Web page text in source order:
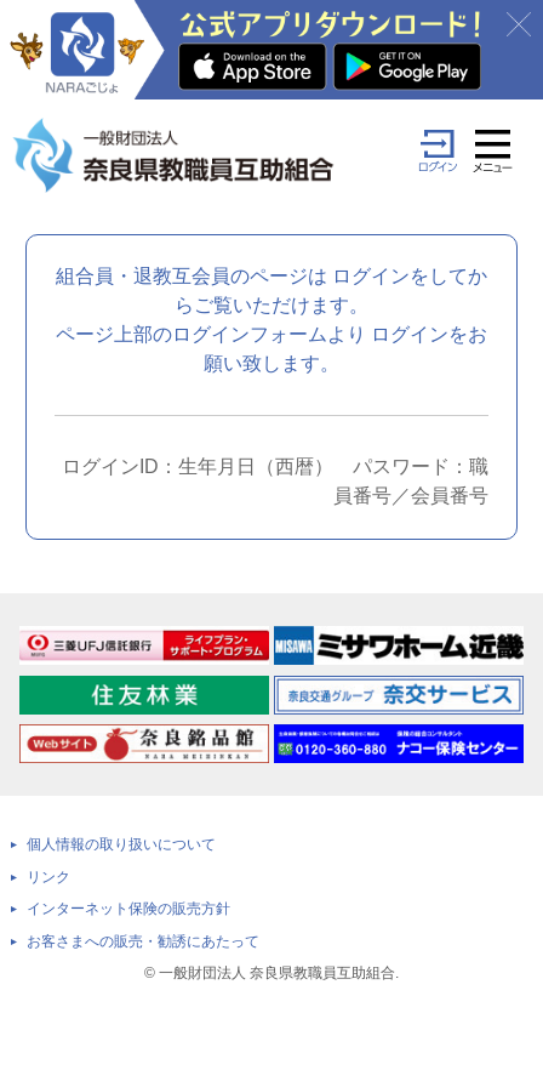
組合員・退教互会員のページは ログインをしてか
らご覧いただけます。
ページ上部のログインフォームより
ログインをお
願い致します。
ログインID：生年月日（西暦） パスワード：職
員番号／会員番号
個人情報の取り扱いについて
リンク
インターネット保険の販売方針
お客さまへの販売・勧誘にあたって
© 一般財団法人 奈良県教職員互助組合.